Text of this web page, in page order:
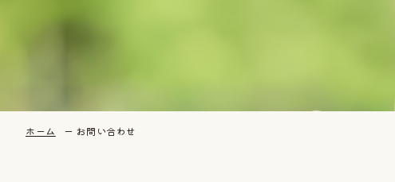
ホーム お問い合わせ